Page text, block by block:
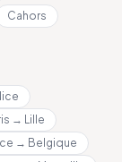
Cahors
→ Lille
→ Belgique